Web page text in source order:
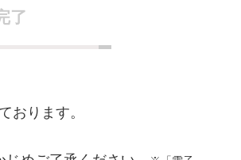
了
ります。